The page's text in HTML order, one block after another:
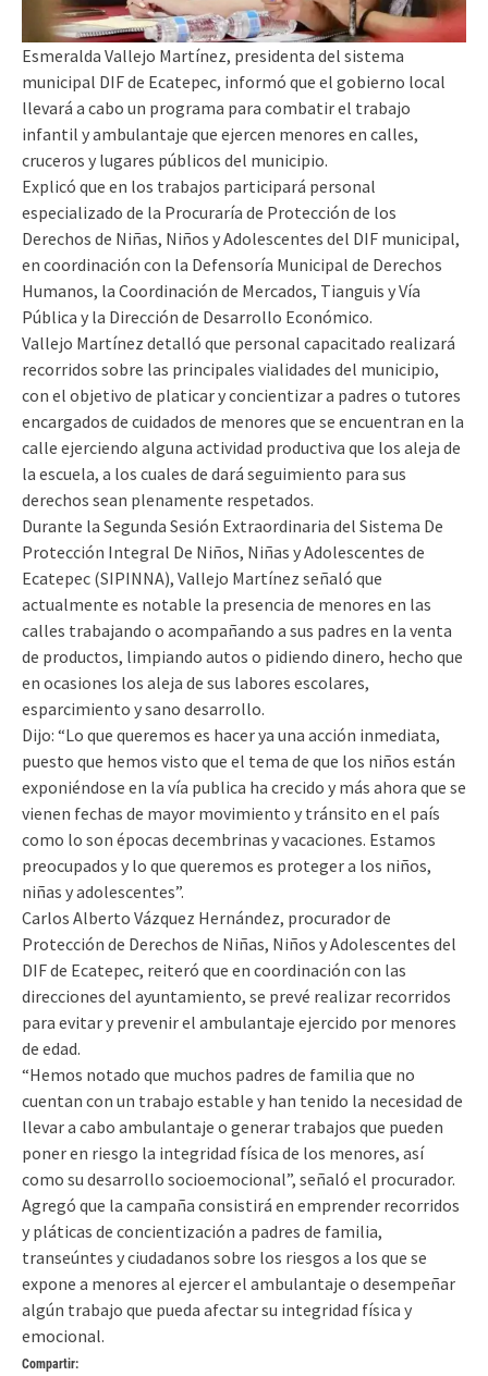
Esmeralda Vallejo Martínez, presidenta del sistema
municipal DIF de Ecatepec, informó que el gobierno local
llevará a cabo un programa para combatir el trabajo
infantil y ambulantaje que ejercen menores en calles,
cruceros y lugares públicos del municipio.
Explicó que en los trabajos participará personal
especializado de la Procuraría de Protección de los
Derechos de Niñas, Niños y Adolescentes del DIF municipal,
en coordinación con la Defensoría Municipal de Derechos
Humanos, la Coordinación de Mercados, Tianguis y Vía
Pública y la Dirección de Desarrollo Económico.
Vallejo Martínez detalló que personal capacitado realizará
recorridos sobre las principales vialidades del municipio,
con el objetivo de platicar y concientizar a padres o tutores
encargados de cuidados de menores que se encuentran en la
calle ejerciendo alguna actividad productiva que los aleja de
la escuela, a los cuales de dará seguimiento para sus
derechos sean plenamente respetados.
Durante la Segunda Sesión Extraordinaria del Sistema De
Protección Integral De Niños, Niñas y Adolescentes de
Ecatepec (SIPINNA), Vallejo Martínez señaló que
actualmente es notable la presencia de menores en las
calles trabajando o acompañando a sus padres en la venta
de productos, limpiando autos o pidiendo dinero, hecho que
en ocasiones los aleja de sus labores escolares,
esparcimiento y sano desarrollo.
Dijo: “Lo que queremos es hacer ya una acción inmediata,
puesto que hemos visto que el tema de que los niños están
exponiéndose en la vía publica ha crecido y más ahora que se
vienen fechas de mayor movimiento y tránsito en el país
como lo son épocas decembrinas y vacaciones. Estamos
preocupados y lo que queremos es proteger a los niños,
niñas y adolescentes”.
Carlos Alberto Vázquez Hernández, procurador de
Protección de Derechos de Niñas, Niños y Adolescentes del
DIF de Ecatepec, reiteró que en coordinación con las
direcciones del ayuntamiento, se prevé realizar recorridos
para evitar y prevenir el ambulantaje ejercido por menores
de edad.
“Hemos notado que muchos padres de familia que no
cuentan con un trabajo estable y han tenido la necesidad de
llevar a cabo ambulantaje o generar trabajos que pueden
poner en riesgo la integridad física de los menores, así
como su desarrollo socioemocional”, señaló el procurador.
Agregó que la campaña consistirá en emprender recorridos
y pláticas de concientización a padres de familia,
transeúntes y ciudadanos sobre los riesgos a los que se
expone a menores al ejercer el ambulantaje o desempeñar
algún trabajo que pueda afectar su integridad física y
emocional.
Compartir: